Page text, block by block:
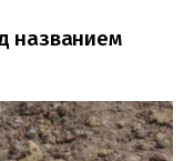
названием